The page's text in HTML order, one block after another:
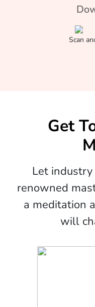
Scan
Get
Let
renowned
a meditation
will